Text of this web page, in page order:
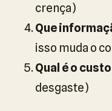
crença)
Que
isso muda o
Qual é o
desgaste)